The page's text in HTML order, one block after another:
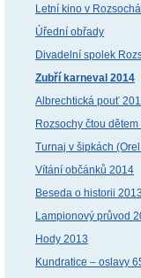
Letní kino v
Úřední obřady
Divadelní spolek
Zubří karneval 2014
Albrechtická pouť
Rozsochy čtou
Turnaj v šipkách
Vítání občánků 2014
Beseda o historii 2013
Lampionový průvod
Hody 2013
Kundratice – oslavy